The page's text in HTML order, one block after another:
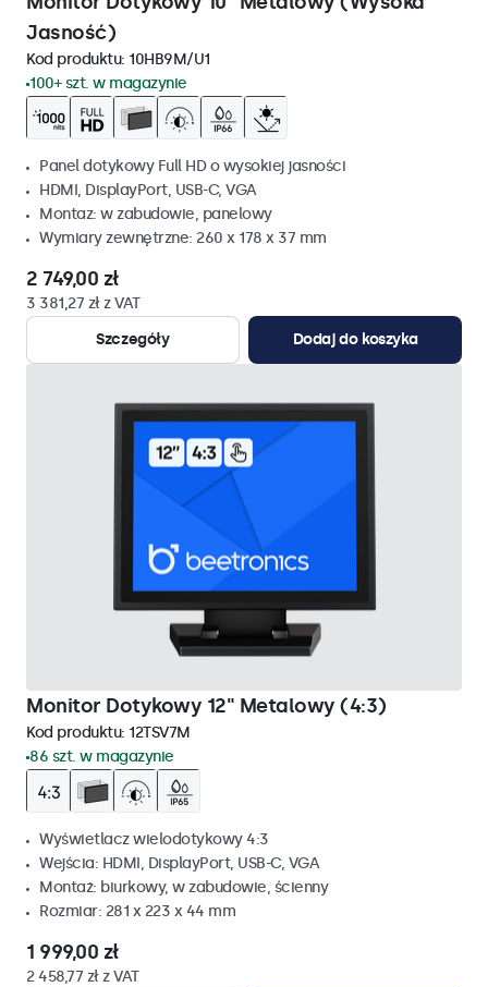
Jasność)
Kod produktu: 10HB9M/U1
100+ szt. w magazynie
Panel dotykowy Full HD o wysokiej jasności
HDMI, DisplayPort, USB-C, VGA
Montaz: w zabudowie, panelowy
Wymiary zewnętrzne: 260 x 178 x 37 mm
2 749,00 zł
3 381,27 zł z VAT
Szczegóły
Dodaj do koszyka
Monitor Dotykowy 12" Metalowy (4:3)
Kod produktu: 12TSV7M
86 szt. w magazynie
Wyświetlacz wielodotykowy 4:3
Wejścia: HDMI, DisplayPort, USB-C, VGA
Montaż: biurkowy, w zabudowie, ścienny
Rozmiar: 281 x 223 x 44 mm
1 999,00 zł
2 458,77 zł z VAT